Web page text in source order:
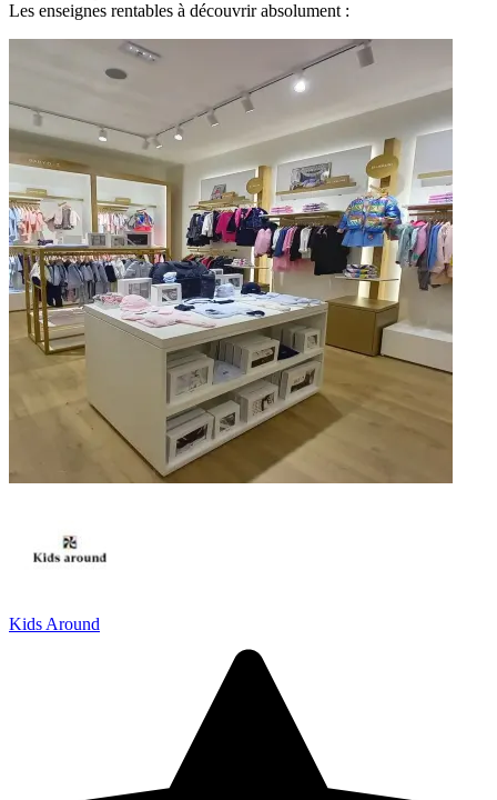
Les enseignes rentables à découvrir absolument :
Kids Around